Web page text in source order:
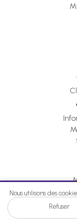
Nous utilisons des
Refuser